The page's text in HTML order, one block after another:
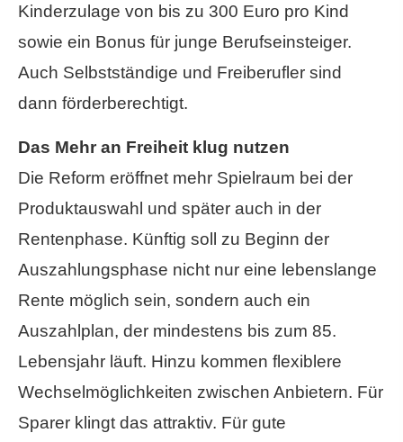
Kinderzulage von bis zu 300 Euro pro Kind
sowie ein Bonus für junge Berufseinsteiger.
Auch Selbstständige und Freiberufler sind
dann förderberechtigt.
Das Mehr an Freiheit klug nutzen
Die Reform eröffnet mehr Spielraum bei der
Produktauswahl und später auch in der
Rentenphase. Künftig soll zu Beginn der
Auszahlungsphase nicht nur eine lebenslange
Rente möglich sein, sondern auch ein
Auszahlplan, der mindestens bis zum 85.
Lebensjahr läuft. Hinzu kommen flexiblere
Wechselmöglichkeiten zwischen Anbietern. Für
Sparer klingt das attraktiv. Für gute